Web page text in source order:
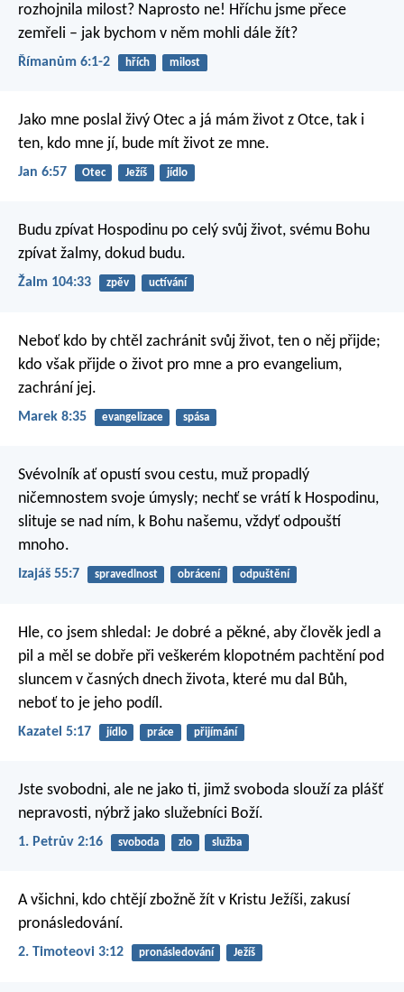
rozhojnila milost? Naprosto ne! Hříchu jsme přece
zemřeli – jak bychom v něm mohli dále žít?
Římanům 6:1-2 hřích milost
Jako mne poslal živý Otec a já mám život z Otce, tak i
ten, kdo mne jí, bude mít život ze mne.
Jan 6:57 Otec Ježíš jídlo
Budu zpívat Hospodinu po celý svůj život, svému Bohu
zpívat žalmy, dokud budu.
Žalm 104:33 zpěv uctívání
Neboť kdo by chtěl zachránit svůj život, ten o něj přijde;
kdo však přijde o život pro mne a pro evangelium,
zachrání jej.
Marek 8:35 evangelizace spása
Svévolník ať opustí svou cestu, muž propadlý
ničemnostem svoje úmysly; nechť se vrátí k Hospodinu,
slituje se nad ním, k Bohu našemu, vždyť odpouští
mnoho.
Izajáš 55:7 spravedlnost obrácení odpuštění
Hle, co jsem shledal: Je dobré a pěkné, aby člověk jedl a
pil a měl se dobře při veškerém klopotném pachtění pod
sluncem v časných dnech života, které mu dal Bůh,
neboť to je jeho podíl.
Kazatel 5:17 jídlo práce přijímání
Jste svobodni, ale ne jako ti, jimž svoboda slouží za plášť
nepravosti, nýbrž jako služebníci Boží.
1. Petrův 2:16 svoboda zlo služba
A všichni, kdo chtějí zbožně žít v Kristu Ježíši, zakusí
pronásledování.
2. Timoteovi 3:12 pronásledování Ježíš